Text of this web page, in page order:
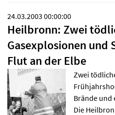
24.03.2003 00:00:00
Heilbronn: Zwei
Gasexplosionen und
Flut an der Elbe
Zwei
Brände und
Die